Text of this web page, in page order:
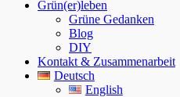
Grün(er)leben
Grüne Gedanken
Blog
DIY
Kontakt & Zusammenarbeit
Deutsch
English